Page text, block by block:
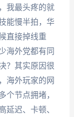
我最头疼的就
能慢半拍，华
直接掉线重
海外党都有同
？其实原因很
海外玩家的网
个节点拥堵，
延迟、卡顿、